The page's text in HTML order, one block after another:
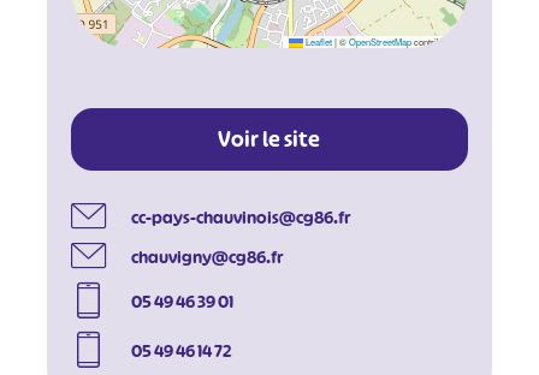
Leaflet |©OpenStreetMapcontributors
Voir le site
cc-pays-chauvinois@cg86.fr
chauvigny@cg86.fr
05 49 46 39 01
05 49 46 14 72